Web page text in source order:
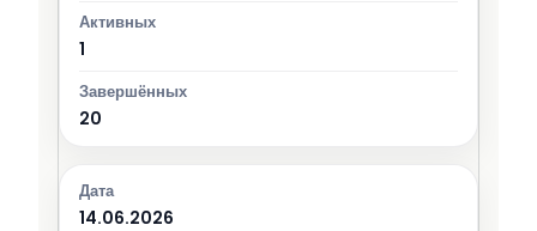
1
20
14.06.2026